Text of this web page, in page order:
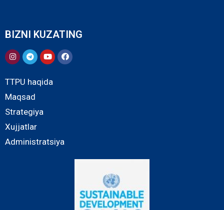
BIZNI KUZATING
TTPU haqida
Maqsad
Strategiya
Xujjatlar
Administratsiya